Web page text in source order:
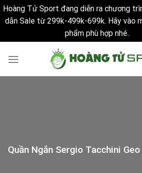
Hoàng Tử Sport đang diễn ra chương
dẫn Sale từ 299k-499k-699k. Hãy vào
phẩm phù hợp nhé..
Quần Ngắn Sergio Tacchini